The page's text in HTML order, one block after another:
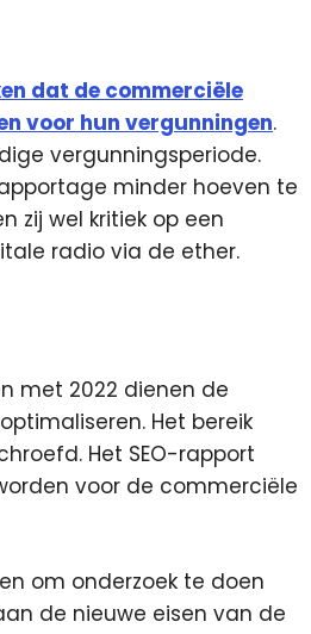
dat de commerciële
voor hun vergunningen.
vergunningsperiode.
minder hoeven te
zij wel kritiek op een
radio via de ether.
met 2022 dienen de
Het bereik
Het SEO-rapport
voor de commerciële
om onderzoek te doen
de nieuwe eisen van de